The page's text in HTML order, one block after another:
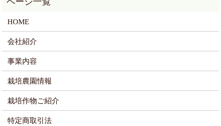
HOME
会社紹介
事業内容
栽培農園情報
栽培作物ご紹介
特定商取引法